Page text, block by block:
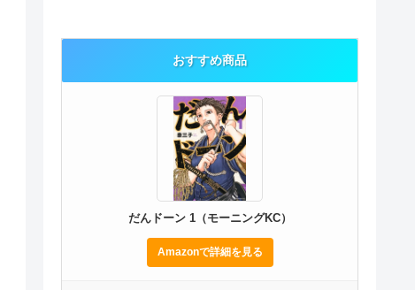
おすすめ商品
だんドーン 1（モーニングKC）
Amazonで詳細を見る